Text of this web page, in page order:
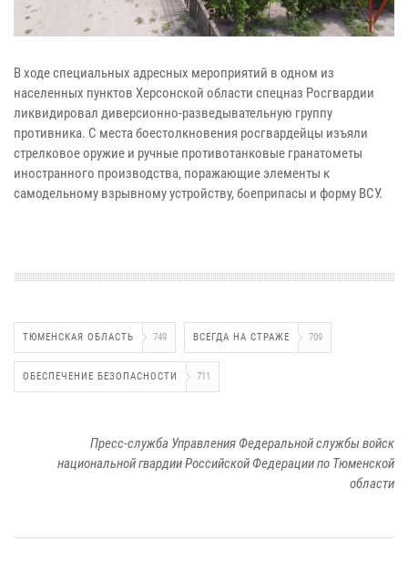
В ходе специальных адресных мероприятий в одном из
населенных пунктов Херсонской области спецназ Росгвардии
ликвидировал диверсионно-разведывательную группу
противника. С места боестолкновения росгвардейцы изъяли
стрелковое оружие и ручные противотанковые гранатометы
иностранного производства, поражающие элементы к
самодельному взрывному устройству, боеприпасы и форму ВСУ.
ТЮМЕНСКАЯ ОБЛАСТЬ 749 ВСЕГДА НА СТРАЖЕ 709
ОБЕСПЕЧЕНИЕ БЕЗОПАСНОСТИ 711
Пресс-служба Управления Федеральной службы войск
национальной гвардии Российской Федерации по Тюменской
области